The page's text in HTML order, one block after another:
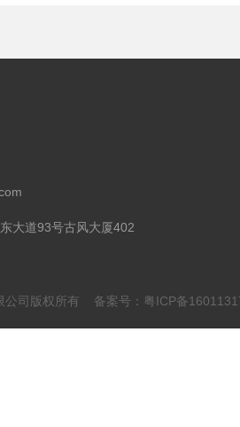
大道93号古风大厦402
公司版权所有 备案号：粤ICP备